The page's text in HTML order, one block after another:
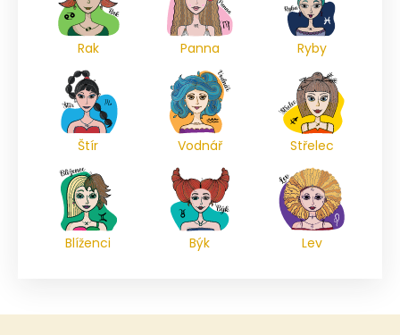
Rak Panna Ryby
Štír Vodnář Střelec
Blíženci Býk Lev